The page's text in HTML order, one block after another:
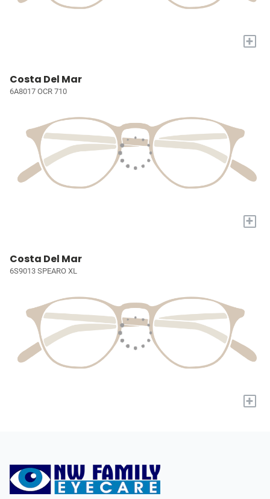
+
Costa Del Mar
6A8017 OCR 710
+
Costa Del Mar
6S9013 SPEARO XL
+